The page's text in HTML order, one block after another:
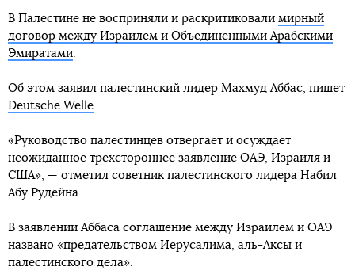
В Палестине не восприняли и раскритиковали мирный
договор между Израилем и Объединенными Арабскими
Эмиратами
Об этом заявил палестинский лидер Махмуд Аббас, пишет
Deutsche Welle
«Руководство палестинцев отвергает и осуждает
неожиданное трехстороннее заявление ОАЭ, Израиля и
США», — отметил советник палестинского лидера Набил
Абу Рудейна.
В заявлении Аббаса соглашение между Израилем и ОАЭ
названо «предательством Иерусалима, аль-Аксы и
палестинского дела».